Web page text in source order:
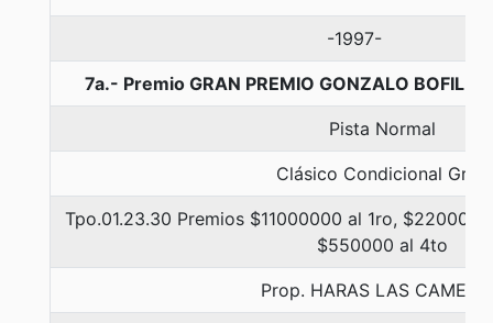
-1997-
7a.- Premio GRAN PREMIO GONZALO BOFILL
Pista Normal
Clásico Condicional Gr. 2
Tpo.01.23.30 Premios $11000000 al 1ro,
$550000 al 4to
Prop. HARAS LAS